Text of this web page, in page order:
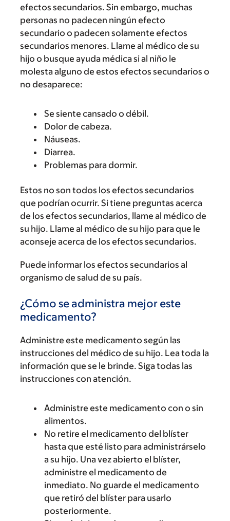
efectos secundarios. Sin embargo, muchas
personas no padecen ningún efecto
secundario o padecen solamente efectos
secundarios menores. Llame al médico de su
hijo o busque ayuda médica si al niño le
molesta alguno de estos efectos secundarios o
no desaparece:
Se siente cansado o débil.
Dolor de cabeza.
Náuseas.
Diarrea.
Problemas para dormir.
Estos no son todos los efectos secundarios
que podrían ocurrir. Si tiene preguntas acerca
de los efectos secundarios, llame al médico de
su hijo. Llame al médico de su hijo para que le
aconseje acerca de los efectos secundarios.
Puede informar los efectos secundarios al
organismo de salud de su país.
¿Cómo se administra mejor este
medicamento?
Administre este medicamento según las
instrucciones del médico de su hijo. Lea toda la
información que se le brinde. Siga todas las
instrucciones con atención.
Administre este medicamento con o sin
alimentos.
No retire el medicamento del blíster
hasta que esté listo para administrárselo
a su hijo. Una vez abierto el blíster,
administre el medicamento de
inmediato. No guarde el medicamento
que retiró del blíster para usarlo
posteriormente.